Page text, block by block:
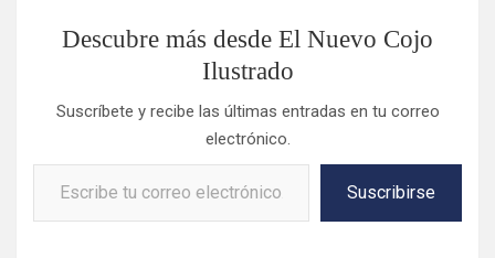
Descubre más desde El Nuevo Cojo
Ilustrado
Suscríbete y recibe las últimas entradas en tu correo
electrónico.
Escribe tu correo electrónico…
Suscribirse